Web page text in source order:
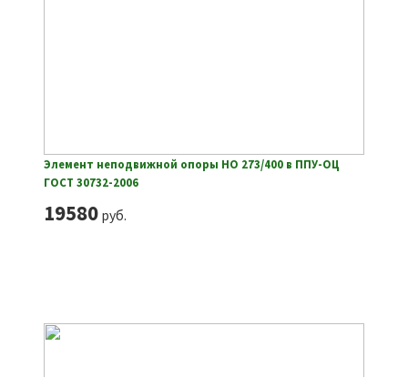
Элемент неподвижной опоры НО 273/400 в ППУ-ОЦ
ГОСТ 30732-2006
19580руб.